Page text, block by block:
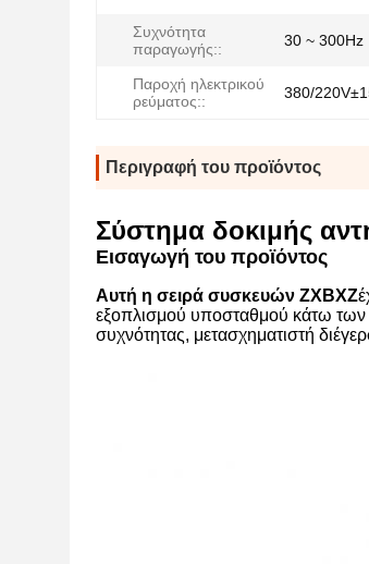
Συχνότητα
παραγωγής::
30 ~ 300Hz
Παροχή ηλεκτρικού
ρεύματος::
380/
Περιγραφή του προϊόντος
Σύστημα δοκιμής
Εισαγωγή του προϊόντος
Αυτή η σειρά συσκευών ZXBXZ
εξοπλισμού υποσταθμού κάτω των
συχνότητας, μετασχηματιστή